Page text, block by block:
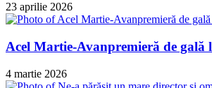
23 aprilie 2026
Acel Martie-Avanpremieră de
4 martie 2026